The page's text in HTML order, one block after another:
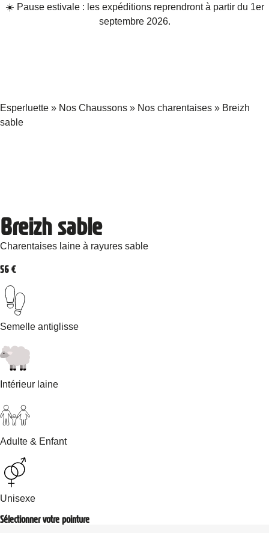
☀️ Pause estivale : les expéditions reprendront à partir du 1er
septembre 2026.
Esperluette » Nos Chaussons » Nos charentaises » Breizh
sable
Breizh sable
Charentaises laine à rayures sable
56 €
Semelle antiglisse
Intérieur laine
Adulte & Enfant
Unisexe
Sélectionner votre pointure